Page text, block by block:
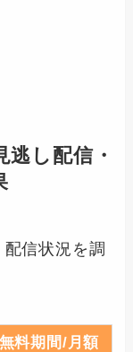
逃し配信・
配信状況を調
無料期間/月額